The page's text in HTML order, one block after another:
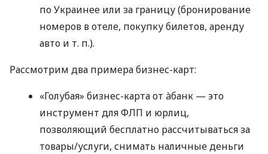
по Украинее или за границу (бронирование
номеров в отеле, покупку билетов, аренду
авто и т. п.).
Рассмотрим два примера бизнес-карт:
«Голубая» бизнес-карта от àбанк — это
инструмент для ФЛП и юрлиц,
позволяющий бесплатно рассчитываться за
товары/услуги, снимать наличные деньги